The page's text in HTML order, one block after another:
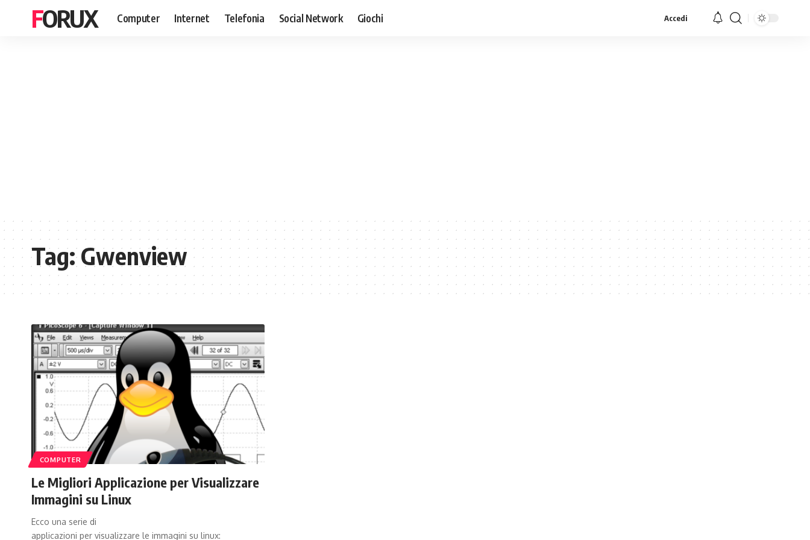
FORUX Computer Internet Telefonia Social Network Giochi Accedi
Tag:Gwenview
COMPUTER
Le Migliori Applicazione per Visualizzare
Immagini su Linux
Ecco una serie di
applicazioni per visualizzare le immagini su linux: